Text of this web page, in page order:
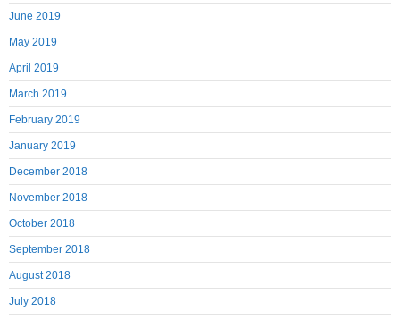
June 2019
May 2019
April 2019
March 2019
February 2019
January 2019
December 2018
November 2018
October 2018
September 2018
August 2018
July 2018